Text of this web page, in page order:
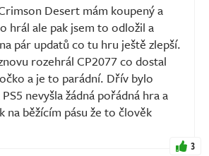
Desert mám koupený a
hrál ale pak jsem to odložil a
pár updatů co tu hru ještě zlepší.
rozehrál CP2077 co dostal
a je to parádní. Dřív bylo
nevyšla žádná pořádná hra a
na běžícím pásu že to člověk
3